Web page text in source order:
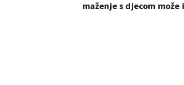
maženje s djecom